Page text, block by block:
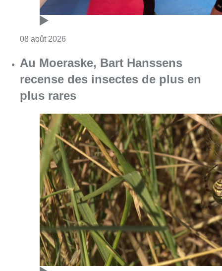
08 août 2026
Au Moeraske, Bart Hanssens
recense des insectes de plus en
plus rares